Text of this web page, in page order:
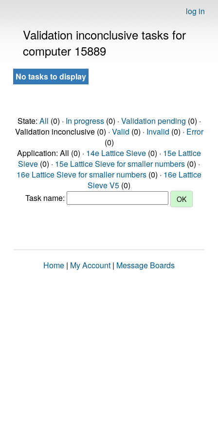
log in
Validation inconclusive tasks for
computer 15889
No tasks to display
State: All (0) · In progress(0) · Validation pending (0) ·
Validation inconclusive (0) · Valid (0) · Invalid (0) · Error
(0)
Application: All (0) · 14e Lattice Sieve (0) · 15e Lattice
Sieve (0) · 15e Lattice Sieve for smaller numbers (0) ·
16e Lattice Sieve for smaller numbers (0) · 16e Lattice
Sieve V5 (0)
Task name:
Home | My Account | Message Boards